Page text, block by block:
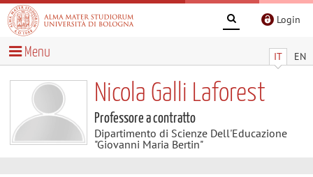
Login
IT EN
Menu
Nicola Galli Laforest
Professore a contratto
Dipartimento di Scienze Dell'Educazione
"Giovanni Maria Bertin"